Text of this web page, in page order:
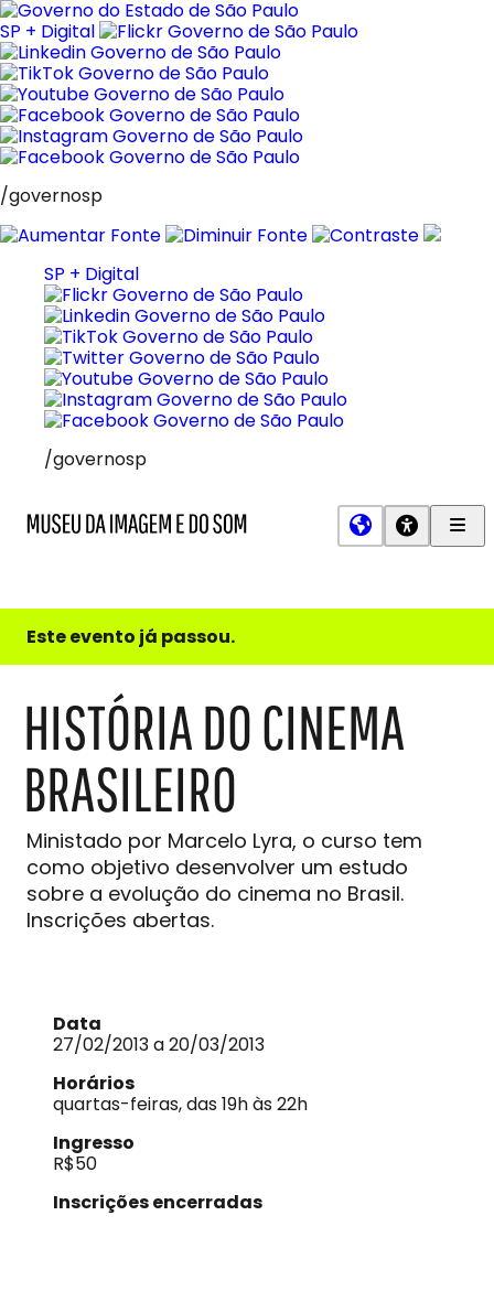
Pular
para
o
conteúdo
SP + Digital
/governosp
SP + Digital
/governosp
e
do
Este evento já passou.
HISTÓRIA DO CINEMA
BRASILEIRO
Ministado por Marcelo Lyra, o curso tem
como objetivo desenvolver um estudo
sobre a evolução do cinema no Brasil.
Inscrições abertas.
Data
27/02/2013 a 20/03/2013
Horários
quartas-feiras, das 19h às 22h
Ingresso
R$50
Inscrições encerradas